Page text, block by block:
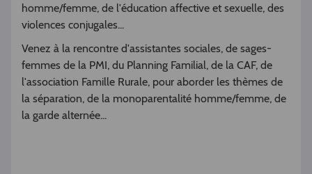
homme/femme, de l'éducation affective et sexuelle, des
violences conjugales...
Venez à la rencontre d'assistantes sociales, de sages-
femmes de la PMI, du Planning Familial, de la CAF, de
l'association Famille Rurale, pour aborder les thèmes de
la séparation, de la monoparentalité homme/femme, de
la garde alternée...